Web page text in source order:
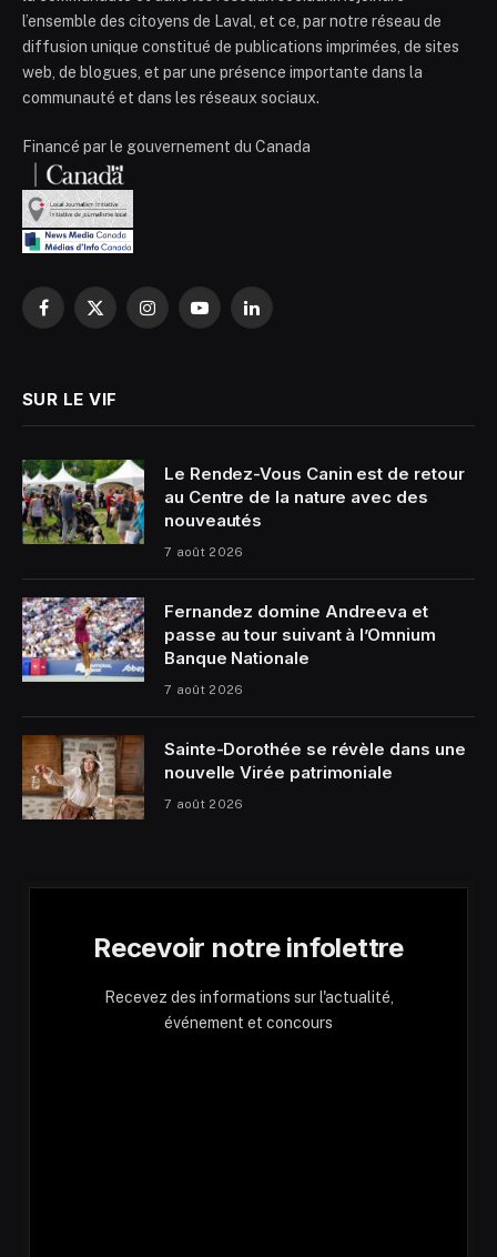
l’ensemble des citoyens de Laval, et ce, par notre réseau de
diffusion unique constitué de publications imprimées, de sites
web, de blogues, et par une présence importante dans la
communauté et dans les réseaux sociaux.
Financé par le gouvernement du Canada
Facebook
X
InstagramYouTubeLinkedIn
SUR LE VIF
Le Rendez-Vous Canin est de retour
au Centre de la nature avec des
nouveautés
7 août 2026
Fernandez domine Andreeva et
passe au tour suivant à l’Omnium
Banque Nationale
7 août 2026
Sainte-Dorothée se révèle dans une
nouvelle Virée patrimoniale
7 août 2026
Recevoir notre infolettre
Recevez des informations sur l'actualité,
événement et concours